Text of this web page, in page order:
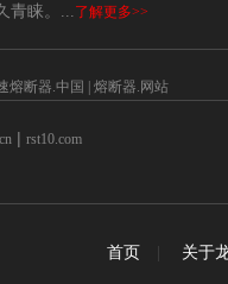
青睐。...
了解更多>>
熔断器.中国 | 熔断器.网站
| rst10.com
首页 | 关于